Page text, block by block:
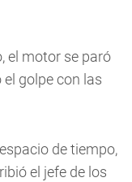
el motor se paró
golpe con las
de tiempo,
el jefe de los